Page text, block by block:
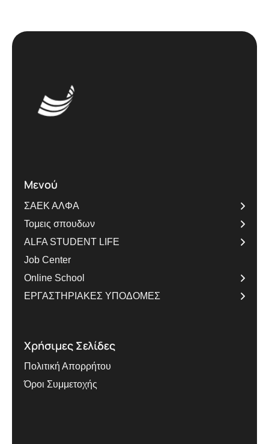
Μενού
ΣΑΕΚ ΑΛΦΑ
Τομεις σπουδων
ALFA STUDENT LIFE
Job Center
Online School
ΕΡΓΑΣΤΗΡΙΑΚΕΣ ΥΠΟΔΟΜΕΣ
Χρήσιμες Σελίδες
Πολιτική Απορρήτου
Όροι Συμμετοχής